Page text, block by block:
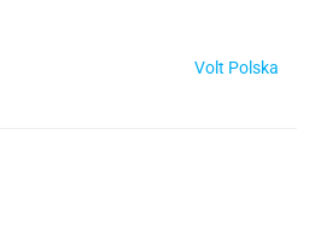
Volt Polska